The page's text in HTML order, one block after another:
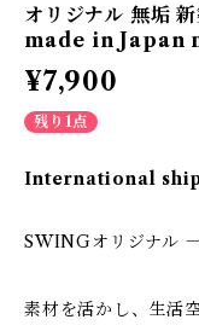
オリジナル 無垢
made in Japan
¥7,900
残り1点
International
SWINGオリジナル
素材を活かし、生活